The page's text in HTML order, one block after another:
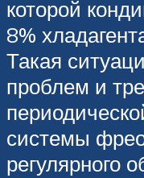
которой
8%
Такая
проблем и
системы
регулярного